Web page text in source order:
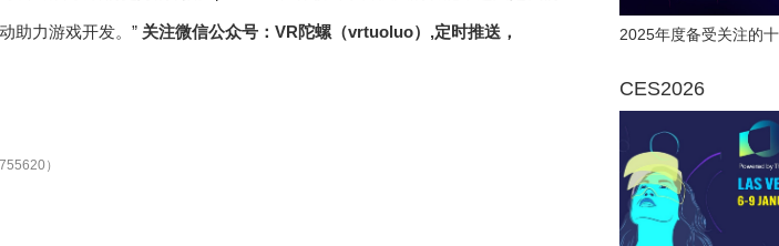
助力游戏开发。” 关注微信公众号：VR陀螺（vrtuoluo）,定时推送，
）
2025年度备受关注的
CES2026